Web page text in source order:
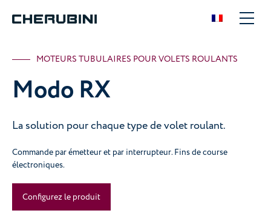
MOTEURS TUBULAIRES POUR VOLETS ROULANTS
Modo RX
La solution pour chaque type de volet roulant.
Commande par émetteur et par interrupteur. Fins de course
électroniques.
Configurez le produit